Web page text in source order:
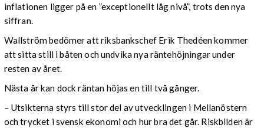
inflationen ligger på en ”exceptionellt låg nivå”, trots den nya
siffran.
Wallström bedömer att riksbankschef Erik Thedéen kommer
att sitta still i båten och undvika nya räntehöjningar under
resten av året.
Nästa år kan dock räntan höjas en till två gånger.
– Utsikterna styrs till stor del av utvecklingen i Mellanöstern
och trycket i svensk ekonomi och hur bra det går. Riskbilden är